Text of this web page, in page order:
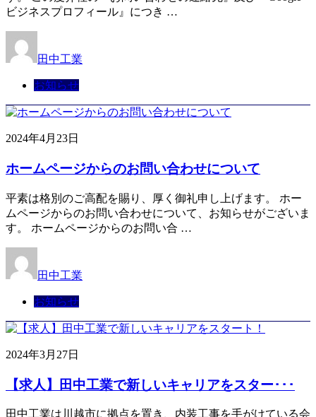
ビジネスプロフィール』につき …
田中工業
お知らせ
2024年4月23日
ホームページからのお問い合わせについて
平素は格別のご高配を賜り、厚く御礼申し上げます。 ホー
ムページからのお問い合わせについて、お知らせがございま
す。 ホームページからのお問い合 …
田中工業
お知らせ
2024年3月27日
【求人】田中工業で新しいキャリアをスター･･･
田中工業は川越市に拠点を置き、内装工事を手がけている会